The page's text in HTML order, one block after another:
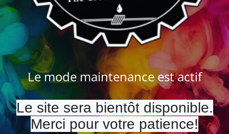
Le mode maintenance est actif
Le site sera bientôt disponible.
Merci pour votre patience!